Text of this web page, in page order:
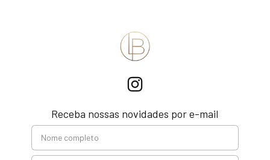
Receba nossas novidades por e-mail